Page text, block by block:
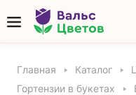
Главная Каталог
Гортензии в букетах